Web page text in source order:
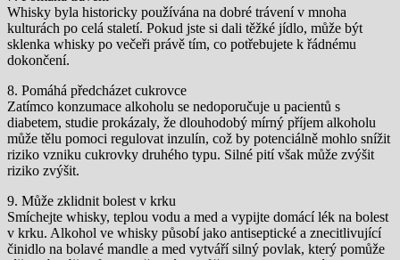
Whisky byla historicky používána na dobré trávení v mnoha
kulturách po celá staletí. Pokud jste si dali těžké jídlo, může být
sklenka whisky po večeři právě tím, co potřebujete k řádnému
dokončení.
8. Pomáhá předcházet cukrovce
Zatímco konzumace alkoholu se nedoporučuje u pacientů s
diabetem, studie prokázaly, že dlouhodobý mírný příjem alkoholu
může tělu pomoci regulovat inzulín, což by potenciálně mohlo snížit
riziko vzniku cukrovky druhého typu. Silné pití však může zvýšit
riziko zvýšit.
9. Může zklidnit bolest v krku
Smíchejte whisky, teplou vodu a med a vypijte domácí lék na bolest
v krku. Alkohol ve whisky působí jako antiseptické a znecitlivující
činidlo na bolavé mandle a med vytváří silný povlak, který pomůže